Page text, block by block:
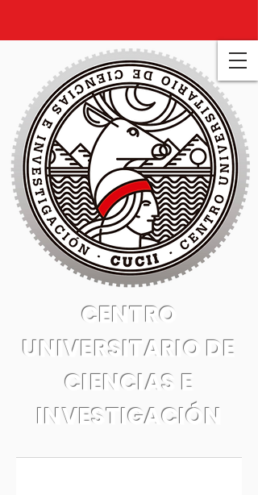
CENTRO
UNIVERSITARIO DE
CIENCIAS E
INVESTIGACIÓN